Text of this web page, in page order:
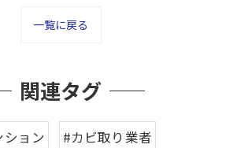
一覧に戻る
関連タグ
ョン #カビ取り業者